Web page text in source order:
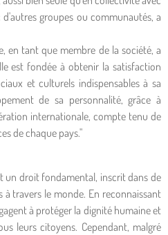
groupes ou communautés, a
en tant que membre de la société, a
est fondée à obtenir la satisfaction
et culturels indispensables à sa
de sa personnalité, grâce à
internationale, compte tenu de
de chaque pays."
un droit fondamental, inscrit dans de
travers le monde. En reconnaissant
à protéger la dignité humaine et
leurs citoyens. Cependant, malgré